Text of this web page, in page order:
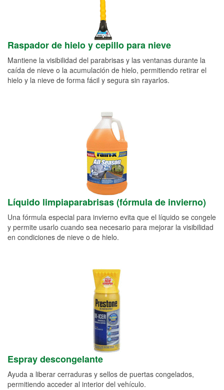
Raspador de hielo y cepillo para nieve
Mantiene la visibilidad del parabrisas y las ventanas durante la
caída de nieve o la acumulación de hielo, permitiendo retirar el
hielo y la nieve de forma fácil y segura sin rayarlos.
Líquido limpiaparabrisas (fórmula de invierno)
Una fórmula especial para invierno evita que el líquido se congele
y permite usarlo cuando sea necesario para mejorar la visibilidad
en condiciones de nieve o de hielo.
Espray descongelante
Ayuda a liberar cerraduras y sellos de puertas congelados,
permitiendo acceder al interior del vehículo.